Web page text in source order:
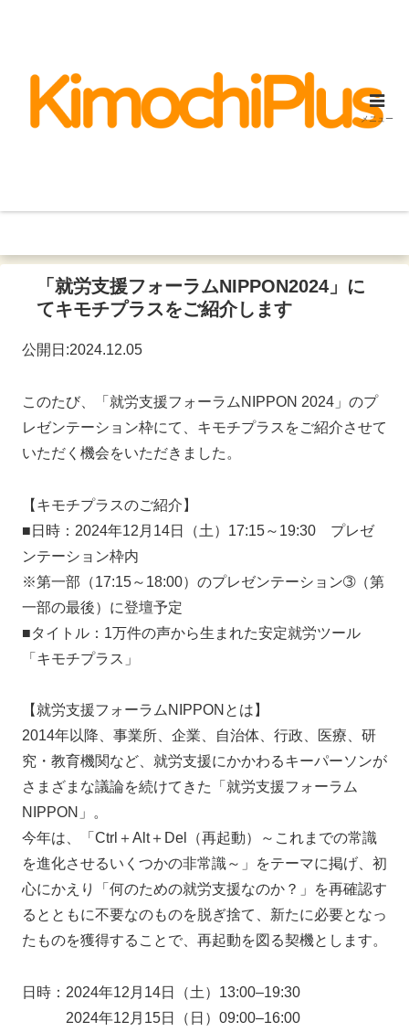
「就労支援フォーラムNIPPON2024」に
てキモチプラスをご紹介します
公開日:2024.12.05
このたび、「就労支援フォーラムNIPPON 2024」のプ
レゼンテーション枠にて、キモチプラスをご紹介させて
いただく機会をいただきました。
【キモチプラスのご紹介】
■日時：2024年12月14日（土）17:15～19:30 プレゼ
ンテーション枠内
※第一部（17:15～18:00）のプレゼンテーション➂（第
一部の最後）に登壇予定
■タイトル：1万件の声から生まれた安定就労ツール
「キモチプラス」
【就労支援フォーラムNIPPONとは】
2014年以降、事業所、企業、自治体、行政、医療、研
究・教育機関など、就労支援にかかわるキーパーソンが
さまざまな議論を続けてきた「就労支援フォーラム
NIPPON」。
今年は、「Ctrl＋Alt＋Del（再起動）～これまでの常識
を進化させるいくつかの非常識～」をテーマに掲げ、初
心にかえり「何のための就労支援なのか？」を再確認す
るとともに不要なのものを脱ぎ捨て、新たに必要となっ
たものを獲得することで、再起動を図る契機とします。
日時：2024年12月14日（土）13:00–19:30
2024年12月15日（日）09:00–16:00
メニュー